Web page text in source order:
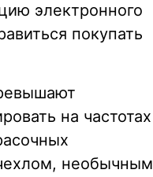
электронного
покупать
на частотах
необычным